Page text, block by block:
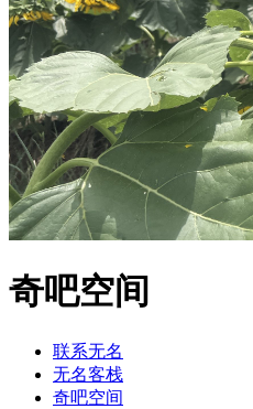
奇吧空间
联系无名
无名客栈
奇吧空间